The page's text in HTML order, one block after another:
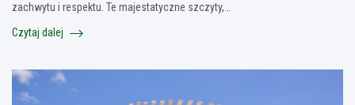
zachwytu i respektu. Te majestatyczne szczyty,…
Czytaj dalej